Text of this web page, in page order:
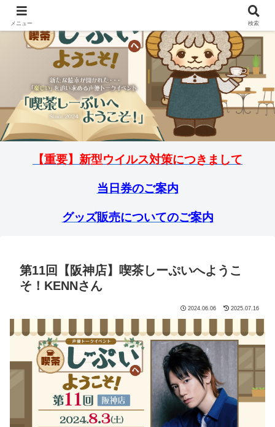
【重要】新型ウイルス対策につきまして
当日券のご案内
グッズ販売についてのご案内
第11回【阪神店】喫茶しーぷいへようこ
そ！KENNさん
2024.06.06 2025.07.16
メニュー 検索